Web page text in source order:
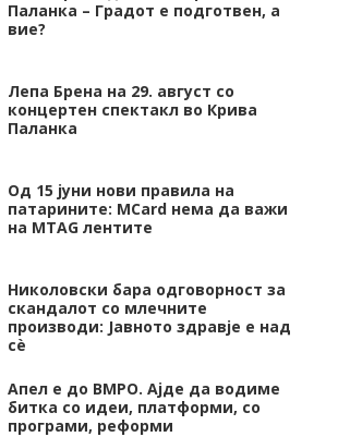
Паланка – Градот е подготвен, а
вие?
Лепа Брена на 29. август со
концертен спектакл во Крива
Паланка
Од 15 јуни нови правила на
патарините: MCard нема да важи
на MTAG лентите
Николовски бара одговорност за
скандалот со млечните
производи: Јавното здравје е над
сѐ
Апел е до ВМРО. Ајде да водиме
битка со идеи, платформи, со
програми, реформи